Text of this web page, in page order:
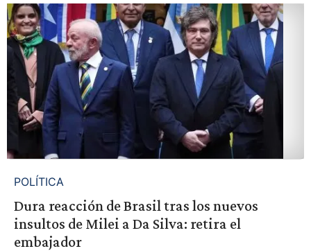
POLÍTICA
Dura reacción de Brasil tras los nuevos
insultos de Milei a Da Silva: retira el
embajador